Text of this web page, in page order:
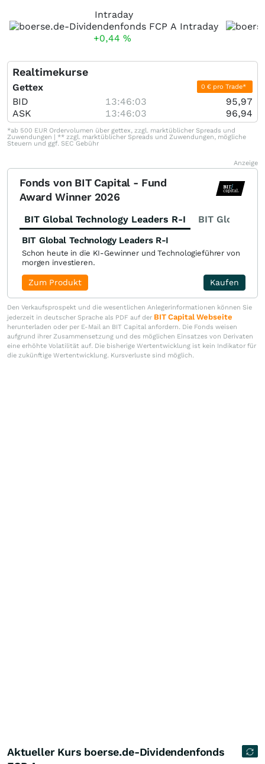
Intraday
+0,44 %
Realtimekurse
Gettex 0 € pro Trade*
BID 13:46:03
95,97
ASK
13:46:03 96,94
*ab 500 EUR Ordervolumen über gettex, zzgl. marktüblicher Spreads und
Zuwendungen | ** zzgl. marktüblicher Spreads und Zuwendungen, mögliche
Steuern und ggf. SEC Gebühr
Anzeige
Fonds von BIT Capital - Fund
Award Winner 2026
BIT Global Technology Leaders R-I BIT Global
BIT Global Technology Leaders R-I
Schon heute in die KI-Gewinner und Technologieführer von
morgen investieren.
Kaufen
Zum Produkt
Den Verkaufsprospekt und die wesentlichen Anlegerinformationen können Sie
jederzeit in deutscher Sprache als PDF auf der BIT Capital Webseite
herunterladen oder per E-Mail an BIT Capital anfordern. Die Fonds weisen
aufgrund ihrer Zusammensetzung und des möglichen Einsatzes von Derivaten
eine erhöhte Volatilität auf. Die bisherige Wertentwicklung ist kein Indikator für
die zukünftige Wertentwicklung. Kursverluste sind möglich.
Aktueller Kurs boerse.de-Dividendenfonds